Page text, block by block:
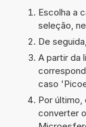
Escolha a
seleção,
De
A partir da
caso '
Por último,
converter